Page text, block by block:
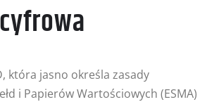
która jasno określa zasady
i Papierów Wartościowych (ESMA)